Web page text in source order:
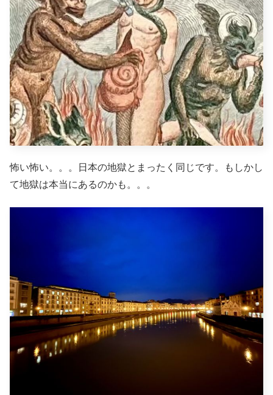
怖い怖い。。。日本の地獄とまったく同じです。もしかし
て地獄は本当にあるのかも。。。